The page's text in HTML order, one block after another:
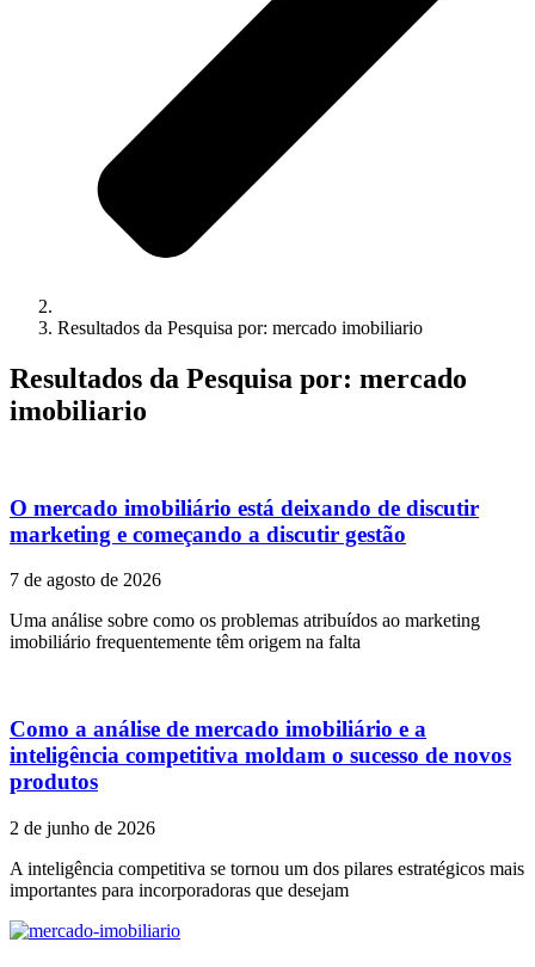
Resultados da Pesquisa por: mercado imobiliario
Resultados da Pesquisa por: mercado
imobiliario
O mercado imobiliário está deixando de discutir
marketing e começando a discutir gestão
7 de agosto de 2026
Uma análise sobre como os problemas atribuídos ao marketing
imobiliário frequentemente têm origem na falta
Como a análise de mercado imobiliário e a
inteligência competitiva moldam o sucesso de novos
produtos
2 de junho de 2026
A inteligência competitiva se tornou um dos pilares estratégicos mais
importantes para incorporadoras que desejam